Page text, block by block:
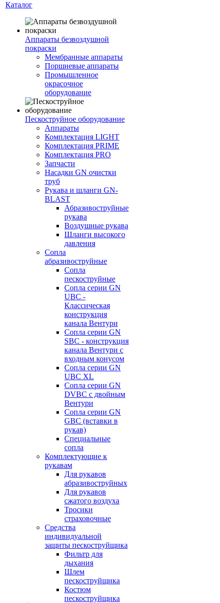
Каталог
Аппараты безвоздушной
покраски
Мембранные аппараты
Поршневые аппараты
Промышленное
окрасочное
оборудование
Пескоструйное оборудование
Аппараты
Комплектация LIGHT
Комплектация PRIME
Комплектация PRO
Запчасти
Насадки GN очистки
труб
Рукава и шланги GN-
BLAST
Абразивоструйные
рукава
Воздушные рукава
Шланги высокого
давления
Сопла
абразивоструйные
Сопла
пескоструйные
Сопла серии GN
UBC -
Классическая
конструкция
канала Вентури
Сопла серии GN
SBC - конструкция
канала Вентури c
входным конусом
Сопла серии GN
UBC XL
Сопла серии GN
DVBC с двойным
Вентури
Сопла серии GN
GBC (вставки в
рукав)
Специальные
сопла
Комплектующие к
рукавам
Для рукавов
абразивоструйных
Для рукавов
сжатого воздуха
Тросики
страховочные
Средства
индивидуальной
защиты пескоструйщика
Фильтр для
дыхания
Шлем
пескоструйщика
Костюм
пескоструйщика